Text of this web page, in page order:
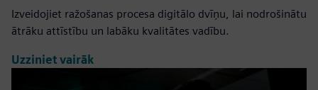
Izveidojiet ražošanas procesa digitālo dvīņu, lai nodrošinātu
ātrāku attīstību un labāku kvalitātes vadību.
Uzziniet vairāk